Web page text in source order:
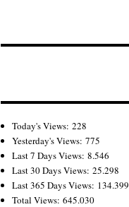
Today's Views:228
Yesterday's Views:775
Last 7 Days Views:8.546
Last 30 Days Views:25.298
Last 365 Days Views: 134.399
Total Views:645.030